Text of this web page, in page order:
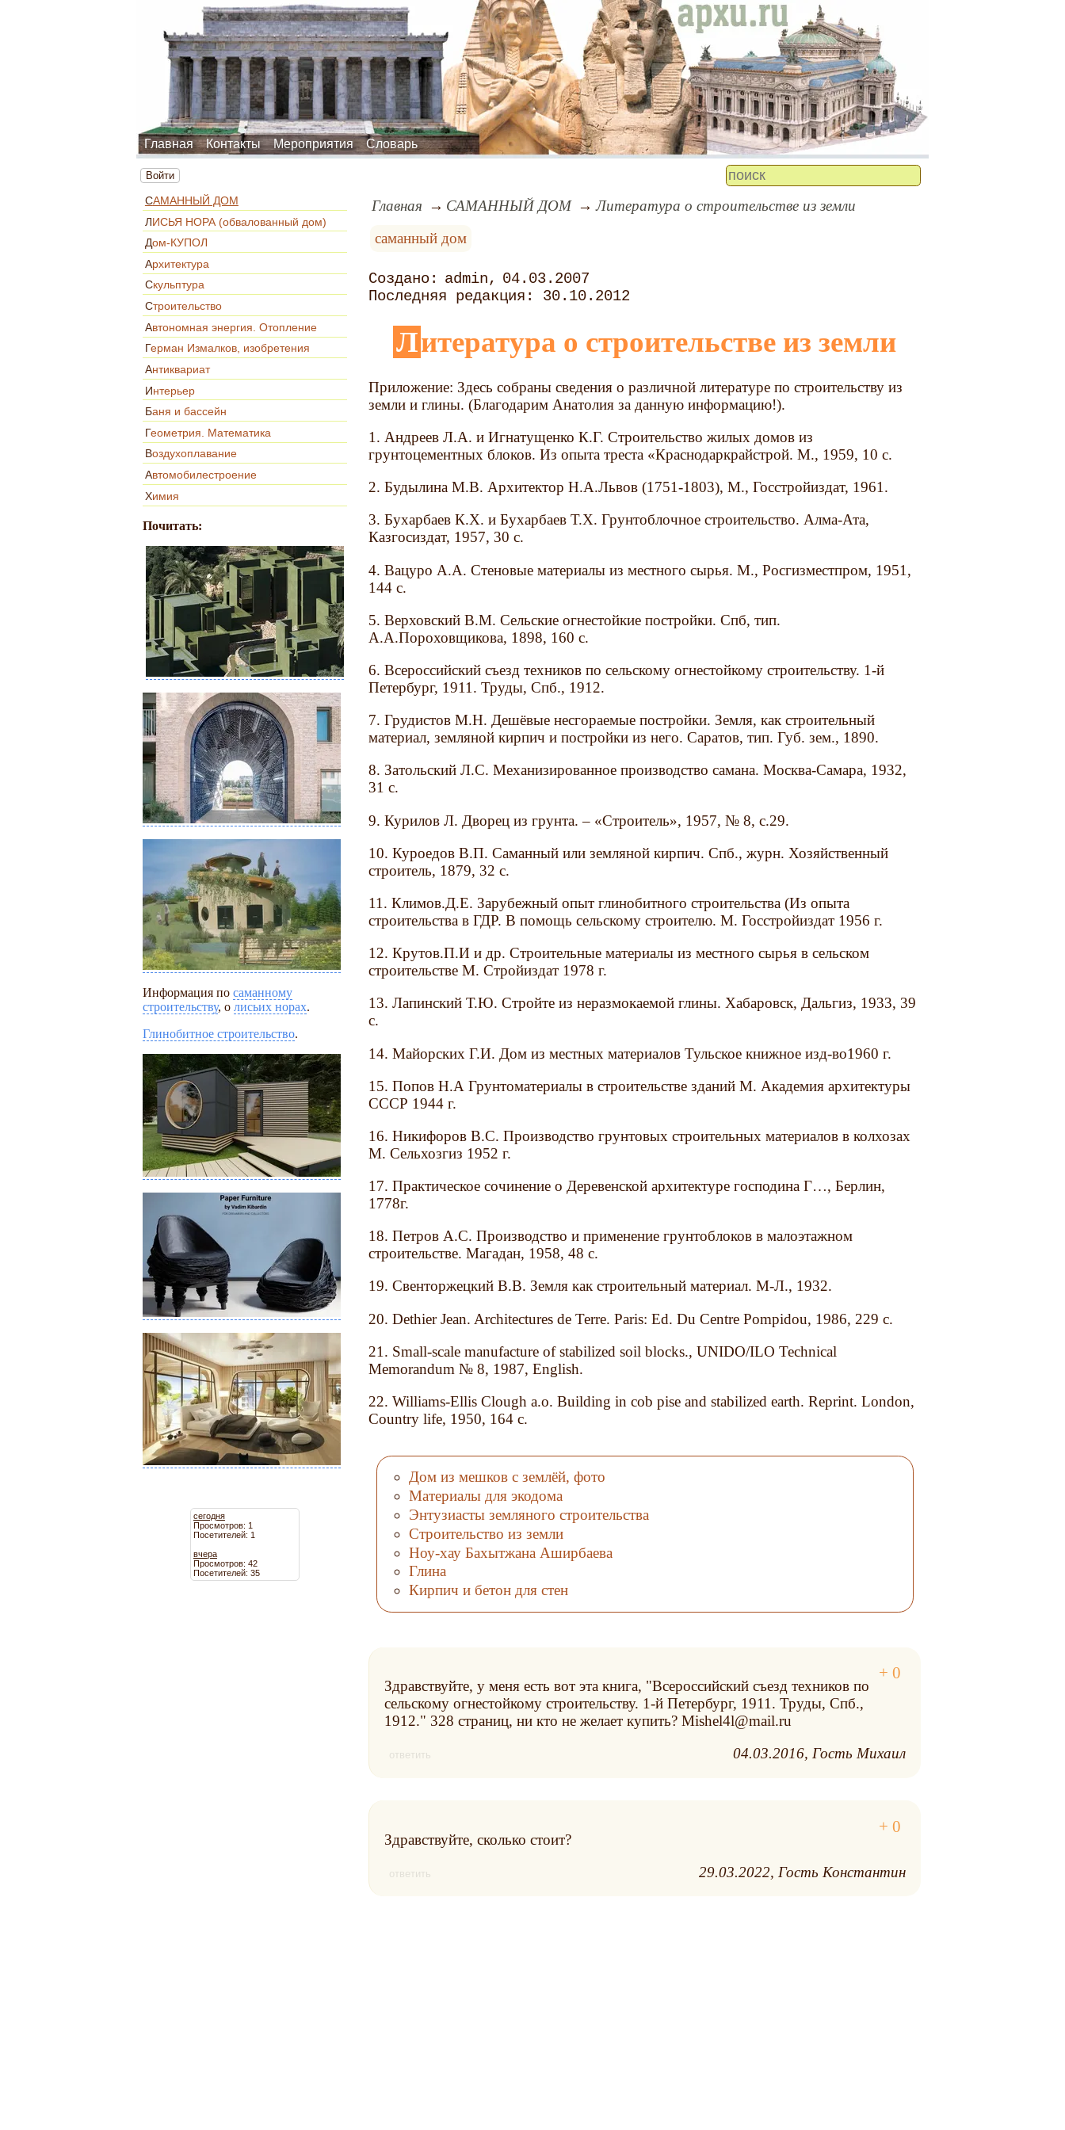
Главная Контакты Мероприятия Словарь
Войти
САМАННЫЙ ДОМ
ЛИСЬЯ НОРА (обвалованный дом)
Дом-КУПОЛ
Архитектура
Скульптура
Строительство
Автономная энергия. Отопление
Герман Измалков, изобретения
Антиквариат
Интерьер
Баня и бассейн
Геометрия. Математика
Воздухоплавание
Автомобилестроение
Химия
Почитать:
Информация по саманному
строительству, о лисьих норах.
Глинобитное строительство.
сегодня
Просмотров: 1
Посетителей: 1
вчера
Просмотров: 42
Посетителей: 35
Главная САМАННЫЙ ДОМ
Литература о строительстве из земли
саманный дом
admin
04.03.2007
30.10.2012
Литература о строительстве из земли
Приложение: Здесь собраны сведения о различной литературе по строительству из
земли и глины. (Благодарим Анатолия за данную информацию!).
1. Андреев Л.А. и Игнатущенко К.Г. Строительство жилых домов из
грунтоцементных блоков. Из опыта треста «Краснодаркрайстрой. М., 1959, 10 с.
2. Будылина М.В. Архитектор Н.А.Львов (1751-1803), М., Госстройиздат, 1961.
3. Бухарбаев К.Х. и Бухарбаев Т.Х. Грунтоблочное строительство. Алма-Ата,
Казгосиздат, 1957, 30 с.
4. Вацуро А.А. Стеновые материалы из местного сырья. М., Росгизместпром, 1951,
144 с.
5. Верховский В.М. Сельские огнестойкие постройки. Спб, тип.
А.А.Пороховщикова, 1898, 160 с.
6. Всероссийский съезд техников по сельскому огнестойкому строительству. 1-й
Петербург, 1911. Труды, Спб., 1912.
7. Грудистов М.Н. Дешёвые несгораемые постройки. Земля, как строительный
материал, земляной кирпич и постройки из него. Саратов, тип. Губ. зем., 1890.
8. Затольский Л.С. Механизированное производство самана. Москва-Самара, 1932,
31 с.
9. Курилов Л. Дворец из грунта. – «Строитель», 1957, № 8, с.29.
10. Куроедов В.П. Саманный или земляной кирпич. Спб., журн. Хозяйственный
строитель, 1879, 32 с.
11. Климов.Д.Е. Зарубежный опыт глинобитного строительства (Из опыта
строительства в ГДР. В помощь сельскому строителю. М. Госстройиздат 1956 г.
12. Крутов.П.И и др. Строительные материалы из местного сырья в сельском
строительстве М. Стройиздат 1978 г.
13. Лапинский Т.Ю. Стройте из неразмокаемой глины. Хабаровск, Дальгиз, 1933, 39
с.
14. Майорских Г.И. Дом из местных материалов Тульское книжное изд-во1960 г.
15. Попов Н.А Грунтоматериалы в строительстве зданий М. Академия архитектуры
СССР 1944 г.
16. Никифоров В.С. Производство грунтовых строительных материалов в колхозах
М. Сельхозгиз 1952 г.
17. Практическое сочинение о Деревенской архитектуре господина Г…, Берлин,
1778г.
18. Петров А.С. Производство и применение грунтоблоков в малоэтажном
строительстве. Магадан, 1958, 48 с.
19. Свенторжецкий В.В. Земля как строительный материал. М-Л., 1932.
20. Dethier Jean. Architectures de Terre. Paris: Ed. Du Centre Pompidou, 1986, 229 c.
21. Small-scale manufacture of stabilized soil blocks., UNIDO/ILO Technical
Memorandum № 8, 1987, English.
22. Williams-Ellis Clough a.o. Building in cob pise and stabilized earth. Reprint. London,
Country life, 1950, 164 c.
Дом из мешков с землёй, фото
Материалы для экодома
Энтузиасты земляного строительства
Строительство из земли
Ноу-хау Бахытжана Аширбаева
Глина
Кирпич и бетон для стен
Здравствуйте, у меня есть вот эта книга, "Всероссийский съезд техников по
сельскому огнестойкому строительству. 1-й Петербург, 1911. Труды, Спб.,
1912." 328 страниц, ни кто не желает купить? Mishel4l@mail.ru
ответить 04.03.2016 Гость Михаил
Здравствуйте, сколько стоит?
ответить 29.03.2022 Гость Константин